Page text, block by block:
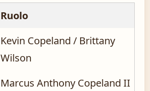
Ruolo
Kevin Copeland / Brittany
Wilson
Marcus Anthony Copeland II